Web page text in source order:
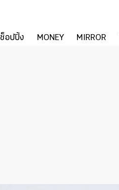
ช็อปปิ้ง MONEY MIRROR